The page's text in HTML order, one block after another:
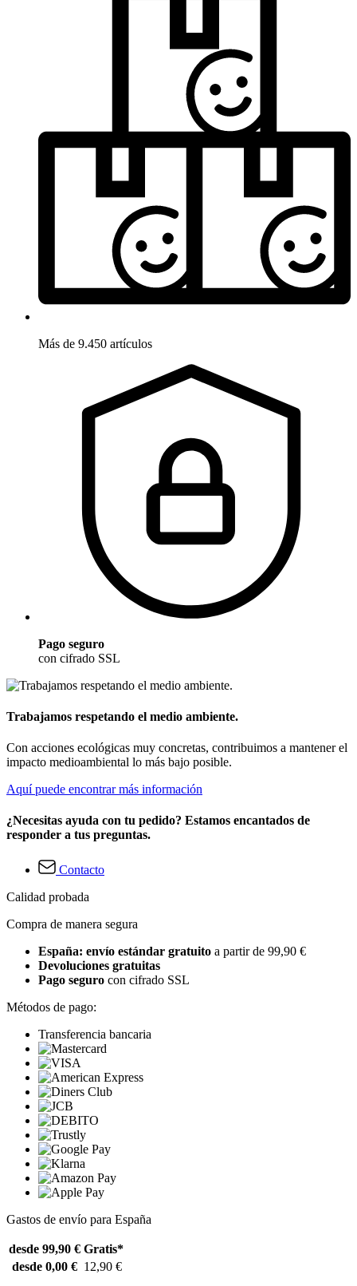
Más de 9.450 artículos
Pago seguro
con cifrado SSL
Trabajamos respetando el medio ambiente.
Con acciones ecológicas muy concretas, contribuimos a mantener el
impacto medioambiental lo más bajo posible.
Aquí puede encontrar más información
¿Necesitas ayuda con tu pedido? Estamos encantados de
responder a tus preguntas.
Contacto
Calidad probada
Compra de manera segura
España: envío estándar gratuito a partir de 99,90 €
Devoluciones gratuitas
Pago seguro con cifrado SSL
Métodos de pago:
Transferencia bancaria
Gastos de envío para España
desde 99,90 € Gratis*
desde 0,00 € 12,90 €